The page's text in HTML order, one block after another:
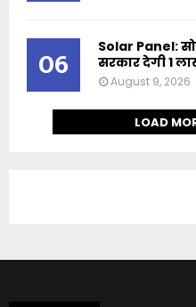
06
Solar Panel:
सरकार देगी 1
August 9, 2026
LOAD